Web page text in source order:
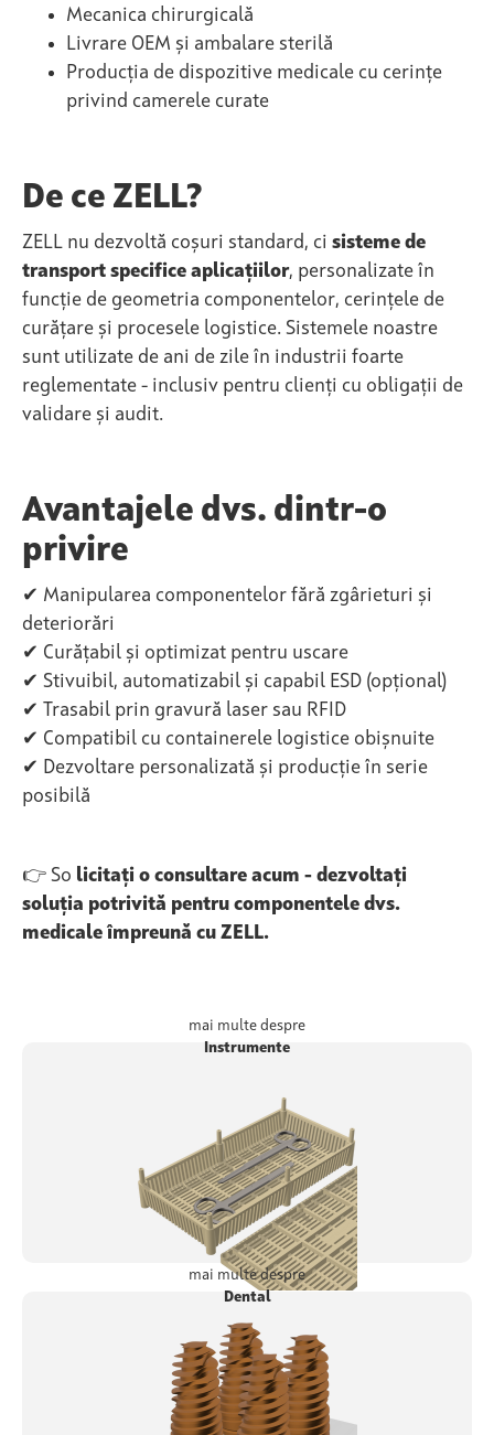
Mecanica chirurgicală
Livrare OEM și ambalare sterilă
Producția de dispozitive medicale cu cerințe
privind camerele curate
De ce ZELL?
ZELL nu dezvoltă coșuri standard, ci sisteme de
transport specifice aplicațiilor, personalizate în
funcție de geometria componentelor, cerințele de
curățare și procesele logistice. Sistemele noastre
sunt utilizate de ani de zile în industrii foarte
reglementate - inclusiv pentru clienți cu obligații de
validare și audit.
Avantajele dvs. dintr-o
privire
✔ Manipularea componentelor fără zgârieturi și
deteriorări
✔ Curățabil și optimizat pentru uscare
✔ Stivuibil, automatizabil și capabil ESD (opțional)
✔ Trasabil prin gravură laser sau RFID
✔ Compatibil cu containerele logistice obișnuite
✔ Dezvoltare personalizată și producție în serie
posibilă
👉 So licitați o consultare acum - dezvoltați
soluția potrivită pentru componentele dvs.
medicale împreună cu ZELL.
mai multe despre
Instrumente
mai multe despre
Dental